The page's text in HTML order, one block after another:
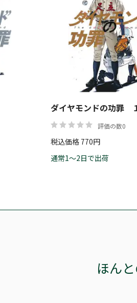
ダイヤモンドの功罪
評価の数0
税込価格 770円
通常1～2日で出荷
ほん